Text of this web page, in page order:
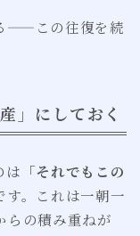
——この往復を続
」にしておく
は 「それでもこの
す。これは一朝一
らの積み重ねが